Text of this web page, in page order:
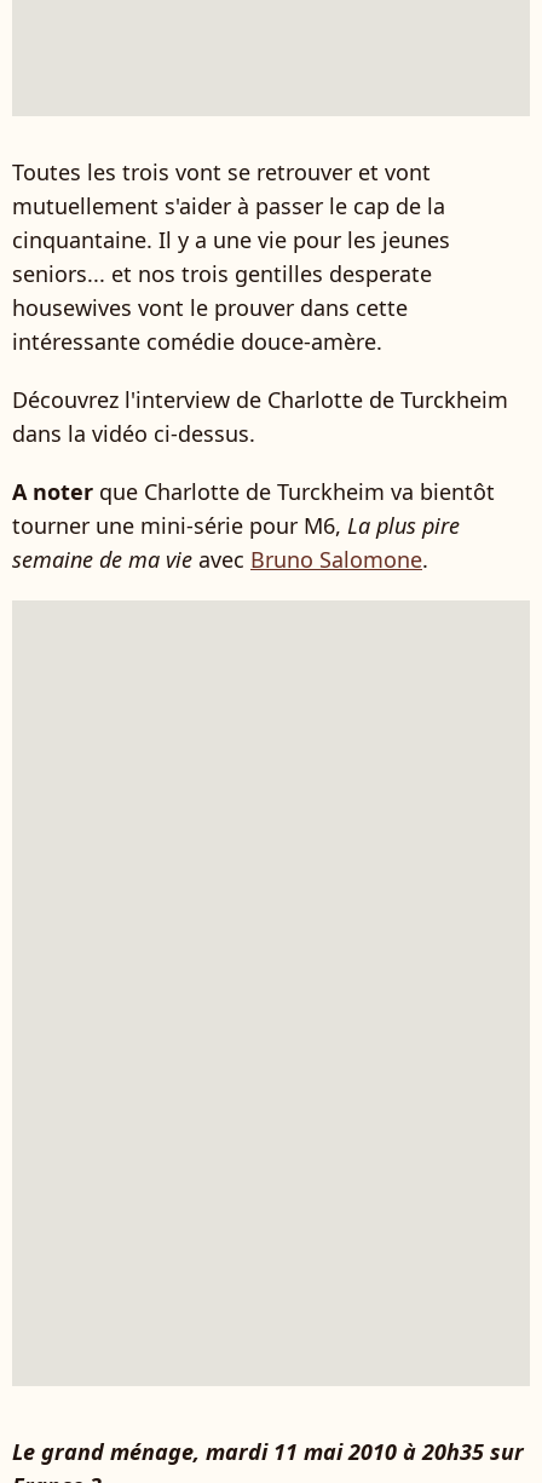
Toutes les trois vont se retrouver et vont
mutuellement s'aider à passer le cap de la
cinquantaine. Il y a une vie pour les jeunes
seniors... et nos trois gentilles desperate
housewives vont le prouver dans cette
intéressante comédie douce-amère.
Découvrez l'interview de Charlotte de Turckheim
dans la vidéo ci-dessus.
A noter que Charlotte de Turckheim va bientôt
tourner une mini-série pour M6, La plus pire
semaine de ma vie avec Bruno Salomone.
Le grand ménage, mardi 11 mai 2010 à 20h35 sur